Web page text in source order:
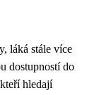
láká stále více
dostupností do
hledají